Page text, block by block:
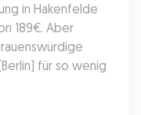
in Hakenfelde
189€. Aber
für so wenig